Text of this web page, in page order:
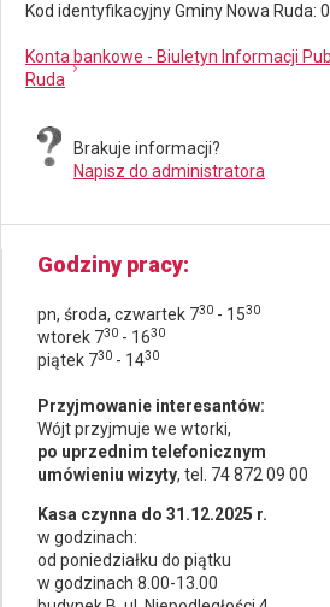
Kod identyfikacyjny Gminy Nowa Ruda:
Konta bankowe - Biuletyn Informacji
Ruda
Brakuje informacji?
Napisz do administratora
Godziny pracy
pn, środa, czwartek 730 - 1530
wtorek 730 - 1630
piątek 730 - 1430
Przyjmowanie interesantów:
Wójt przyjmuje we wtorki,
po uprzednim telefonicznym
umówieniu wizyty, tel. 74 872 09 00
Kasa czynna do 31.12.2025 r.
w godzinach:
od poniedziałku do piątku
w godzinach 8.00-13.00